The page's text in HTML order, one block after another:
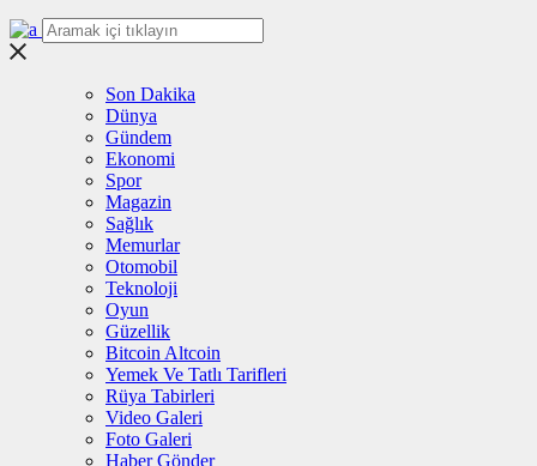
Son Dakika
Dünya
Gündem
Ekonomi
Spor
Magazin
Sağlık
Memurlar
Otomobil
Teknoloji
Oyun
Güzellik
Bitcoin Altcoin
Yemek Ve Tatlı Tarifleri
Rüya Tabirleri
Video Galeri
Foto Galeri
Haber Gönder